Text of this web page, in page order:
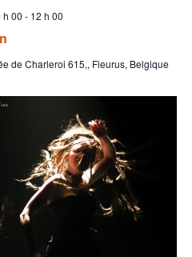
h 00 - 12 h 00
de Charleroi 615,, Fleurus, Belgique